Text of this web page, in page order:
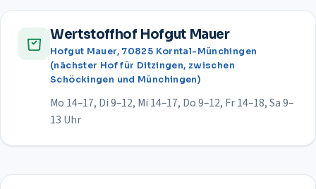
Wertstoffhof Hofgut Mauer
Hofgut Mauer, 70825 Korntal-Münchingen
(nächster Hof für Ditzingen, zwischen
Schöckingen und Münchingen)
Mo 14–17, Di 9–12, Mi 14–17, Do 9–12, Fr 14–18, Sa 9–
13 Uhr